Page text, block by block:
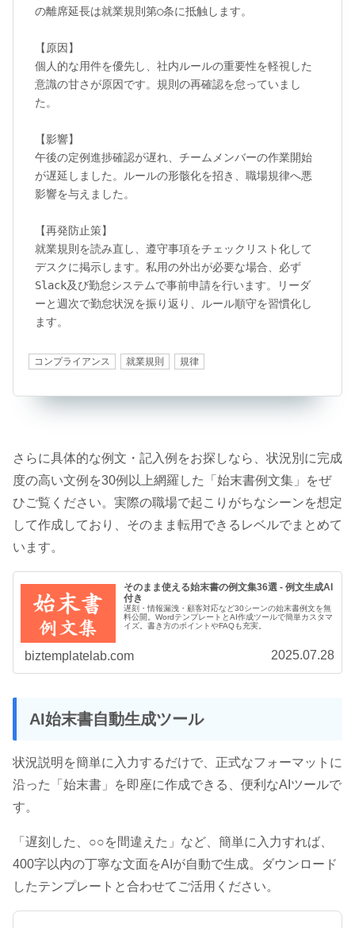
の離席延長は就業規則第○条に抵触します。
【原因】
個人的な用件を優先し、社内ルールの重要性を軽視した
意識の甘さが原因です。規則の再確認を怠っていまし
た。
【影響】
午後の定例進捗確認が遅れ、チームメンバーの作業開始
が遅延しました。ルールの形骸化を招き、職場規律へ悪
影響を与えました。
【再発防止策】
就業規則を読み直し、遵守事項をチェックリスト化して
デスクに掲示します。私用の外出が必要な場合、必ず
Slack及び勤怠システムで事前申請を行います。リーダ
ーと週次で勤怠状況を振り返り、ルール順守を習慣化し
ます。
コンプライアンス 就業規則 規律
さらに具体的な例文・記入例をお探しなら、状況別に完成
度の高い文例を30例以上網羅した「始末書例文集」をぜ
ひご覧ください。実際の職場で起こりがちなシーンを想定
して作成しており、そのまま転用できるレベルでまとめて
います。
そのまま使える始末書の例文集36選 - 例文生成AI
付き
遅刻・情報漏洩・顧客対応など30シーンの始末書例文を無
料公開。WordテンプレートとAI作成ツールで簡単カスタマ
イズ。書き方のポイントやFAQも充実。
biztemplatelab.com 2025.07.28
AI始末書自動生成ツール
状況説明を簡単に入力するだけで、正式なフォーマットに
沿った「始末書」を即座に作成できる、便利なAIツールで
す。
「遅刻した、○○を間違えた」など、簡単に入力すれば、
400字以内の丁寧な文面をAIが自動で生成。ダウンロード
したテンプレートと合わせてご活用ください。